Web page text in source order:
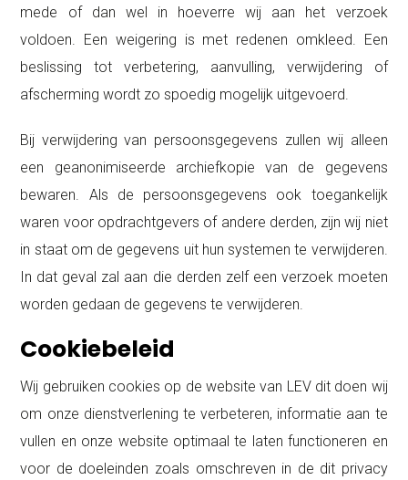
mede of dan wel in hoeverre wij aan het verzoek
voldoen. Een weigering is met redenen omkleed. Een
beslissing tot verbetering, aanvulling, verwijdering of
afscherming wordt zo spoedig mogelijk uitgevoerd.
Bij verwijdering van persoonsgegevens zullen wij alleen
een geanonimiseerde archiefkopie van de gegevens
bewaren. Als de persoonsgegevens ook toegankelijk
waren voor opdrachtgevers of andere derden, zijn wij niet
in staat om de gegevens uit hun systemen te verwijderen.
In dat geval zal aan die derden zelf een verzoek moeten
worden gedaan de gegevens te verwijderen.
Cookiebeleid
Wij gebruiken cookies op de website van LEV dit doen wij
om onze dienstverlening te verbeteren, informatie aan te
vullen en onze website optimaal te laten functioneren en
voor de doeleinden zoals omschreven in de dit privacy